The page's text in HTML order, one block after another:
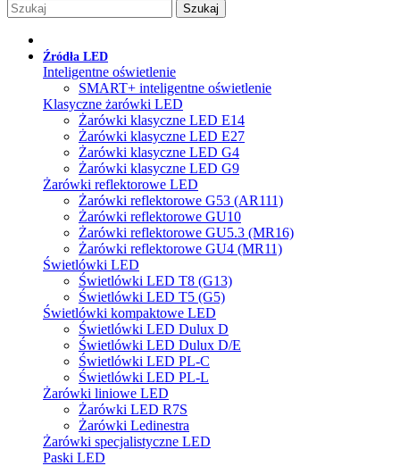
Szukaj
Źródła LED
Inteligentne oświetlenie
SMART+ inteligentne oświetlenie
Klasyczne żarówki LED
Żarówki klasyczne LED E14
Żarówki klasyczne LED E27
Żarówki klasyczne LED G4
Żarówki klasyczne LED G9
Żarówki reflektorowe LED
Żarówki reflektorowe G53 (AR111)
Żarówki reflektorowe GU10
Żarówki reflektorowe GU5.3 (MR16)
Żarówki reflektorowe GU4 (MR11)
Świetlówki LED
Świetlówki LED T8 (G13)
Świetlówki LED T5 (G5)
Świetlówki kompaktowe LED
Świetlówki LED Dulux D
Świetlówki LED Dulux D/E
Świetlówki LED PL-C
Świetlówki LED PL-L
Żarówki liniowe LED
Żarówki LED R7S
Żarówki Ledinestra
Żarówki specjalistyczne LED
Paski LED